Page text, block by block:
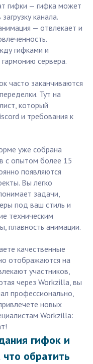
гифки — гифка может
канала.
— отвлекает и
гифками и
сервера.
часто заканчиваются
Тут на
который
и требования к
уже собрана
с опытом более 15
появляются
Вы легко
задачи,
под ваш стиль и
техническим
плавность анимации.
качественные
отображаются на
участников,
через Workzilla, вы
профессионально,
новых
Workzilla:
гифок и
обратить